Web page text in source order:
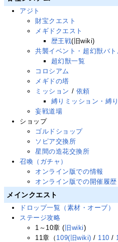
アジト
財宝クエスト
メギドクエスト
歴王戦(旧wiki)
共襲イベント・超幻獣バト
超幻獣一覧
コロシアム
メギドの塔
ミッション / 依頼
縛りミッション・縛
妄戦道場
ショップ
ゴルドショップ
ソピア交換所
星間の造花交換所
召喚（ガチャ）
オンライン版での情報
オンライン版での開催履歴
メインクエスト
ドロップ一覧（素材・オーブ）
ステージ攻略
1～10章 (旧wiki)
11章（ 109(旧wiki) / 110 /